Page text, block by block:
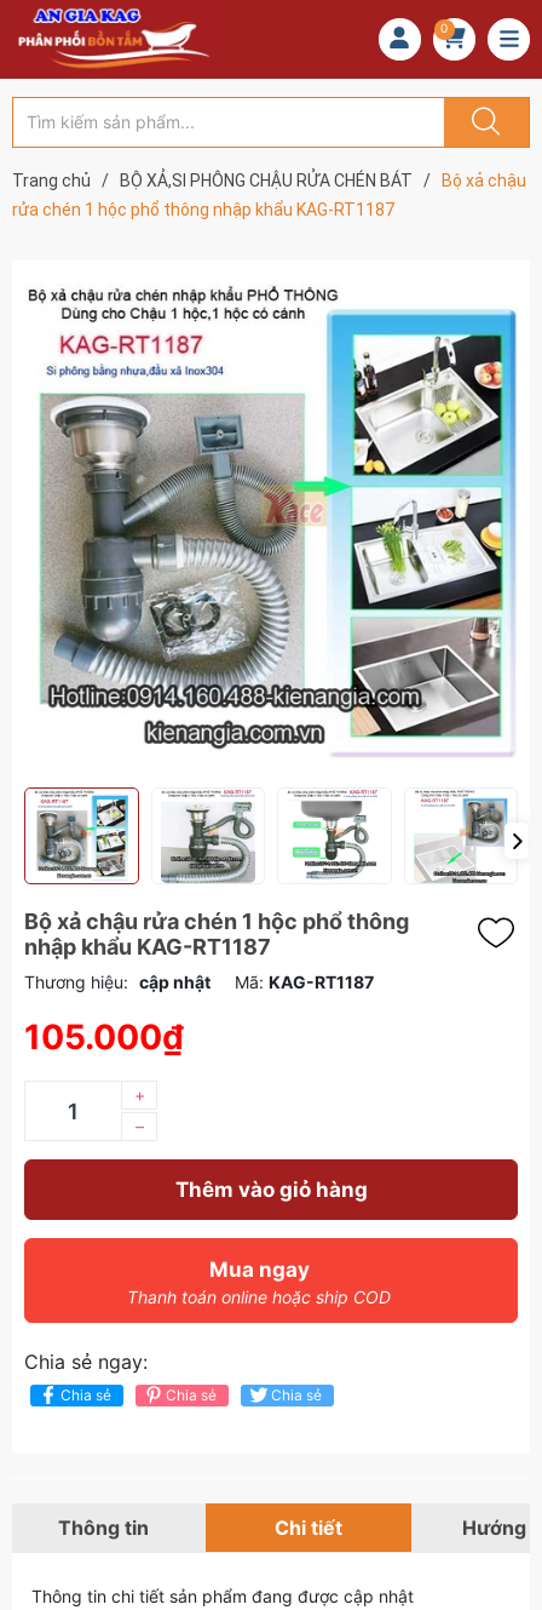
0
Trang chủ / BỘ XẢ,SI PHÔNG CHẬU RỬA CHÉN BÁT /
Bộ xả chậu
rửa chén 1 hộc phổ thông nhập khẩu KAG-RT1187
Bộ xả chậu rửa chén 1 hộc phổ thông
nhập khẩu KAG-RT1187
Thương hiệu: cập nhật Mã: KAG-RT1187
105.000₫
–
+
Thêm vào giỏ hàng
Mua ngay
Thanh toán online hoặc ship COD
Chia sẻ ngay:
Chia sẻ Chia sẻ Chia sẻ
Thông tin Chi tiết Hướng
Thông tin chi tiết sản phẩm đang được cập nhật